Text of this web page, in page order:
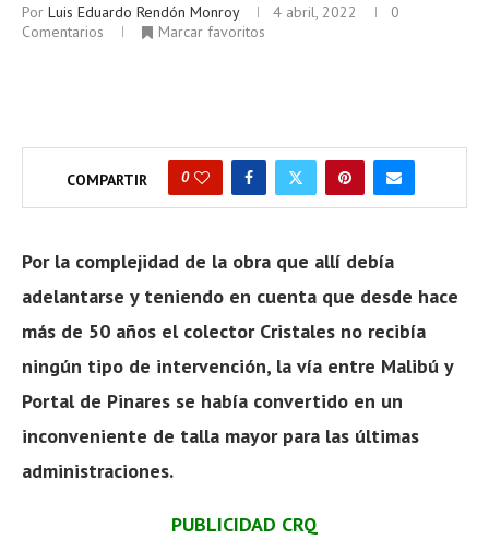
Por Luis Eduardo Rendón Monroy 4 abril, 2022
0
Comentarios
Marcar favoritos
COMPARTIR 0
Por la complejidad de la obra que allí debía
adelantarse y teniendo en cuenta que desde hace
más de 50 años el colector Cristales no recibía
ningún tipo de intervención, la vía entre Malibú y
Portal de Pinares se había convertido en un
inconveniente de talla mayor para las últimas
administraciones.
PUBLICIDAD CRQ